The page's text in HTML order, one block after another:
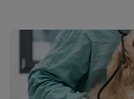
erfahren Sie im folgenden